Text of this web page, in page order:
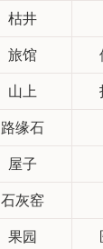
枯井
旅馆
山上
路缘石
屋子
石灰窑
果园